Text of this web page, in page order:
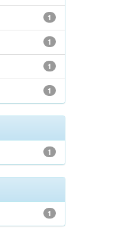
1
1
1
1
1
1